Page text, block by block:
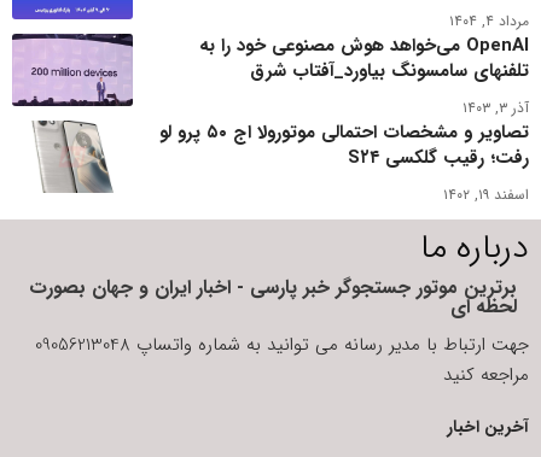
مرداد ۴, ۱۴۰۴
OpenAI می‌خواهد هوش مصنوعی خود را به
تلفنهای سامسونگ بیاورد_آفتاب شرق
آذر ۳, ۱۴۰۳
تصاویر و مشخصات احتمالی موتورولا اج ۵۰ پرو لو
رفت؛ رقیب گلکسی S۲۴
اسفند ۱۹, ۱۴۰۲
درباره ما
برترین موتور جستجوگر خبر پارسی - اخبار ایران و جهان بصورت
لحظه ای
جهت ارتباط با مدیر رسانه می توانید به شماره واتساپ 09056213048
مراجعه کنید
آخرین اخبار